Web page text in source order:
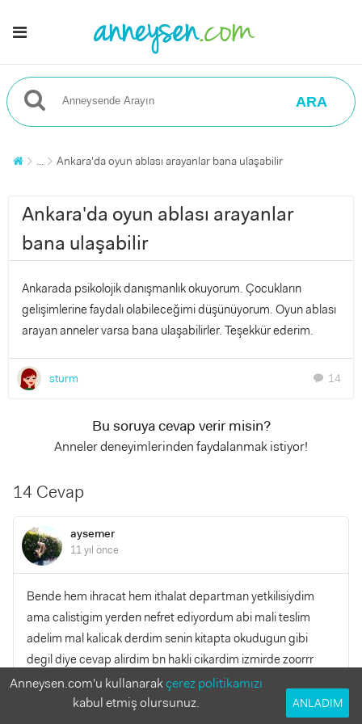
ARA
... Ankara'da oyun ablası arayanlar bana ulaşabilir
Ankara'da oyun ablası arayanlar
bana ulaşabilir
Ankarada psikolojik danışmanlık okuyorum. Çocukların
gelişimlerine faydalı olabileceğimi düşünüyorum. Oyun ablası
arayan anneler varsa bana ulaşabilirler. Teşekkür ederim.
sturm chat 14
Bu soruya cevap verir misin?
Anneler deneyimlerinden faydalanmak istiyor!
14 Cevap
aysemer
11 yıl önce
Bende hem ihracat hem ithalat departman yetkilisiydim
ama calistigim yerden nefret ediyordum abi mali teslim
adelim mal kalicak derdim senin kitapta okudugun gibi
degil diye cevap alirdim bn hakli cikardim izmirde zoorrr
YANITLA
0
Anneysen.com'u kullanarakçerez politikamızı
kabul etmiş olursunuz.
ANLADIM